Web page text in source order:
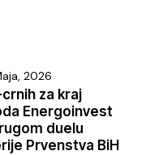
2026
za kraj
Energoinvest
duelu
Prvenstva BiH